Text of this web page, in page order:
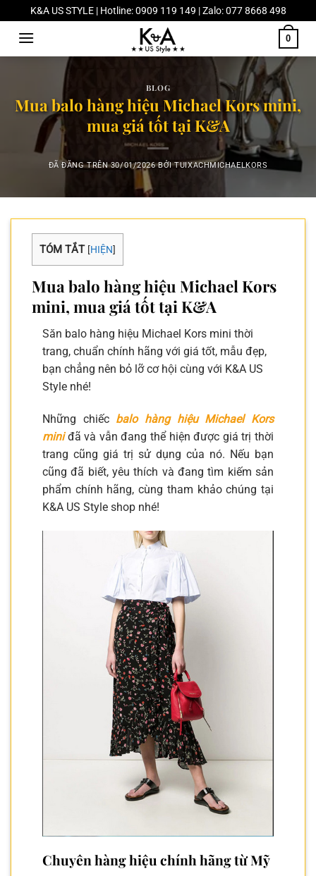
Chuyển
đến
dung
K&A US STYLE | Hotline: 0909 119 149 | Zalo: 077 8668 498
0
BLOG
Mua balo hàng hiệu Michael Kors mini,
mua giá tốt tại K&A
ĐÃ ĐĂNG TRÊN30/01/2026 BỞITUIXACHMICHAELKORS
TÓM TẮT [HIỆN]
Mua balo hàng hiệu Michael Kors
mini, mua giá tốt tại K&A
Săn balo hàng hiệu Michael Kors mini thời
trang, chuẩn chính hãng với giá tốt, mẫu đẹp,
bạn chẳng nên bỏ lỡ cơ hội cùng với K&A US
Style nhé!
Những chiếc balo hàng hiệu Michael Kors
miniđã và vẫn đang thể hiện được giá trị thời
trang cũng giá trị sử dụng của nó. Nếu bạn
cũng đã biết, yêu thích và đang tìm kiếm sản
phẩm chính hãng, cùng tham khảo chúng tại
K&A US Style shop nhé!
Chuyên hàng hiệu chính hãng từ Mỹ